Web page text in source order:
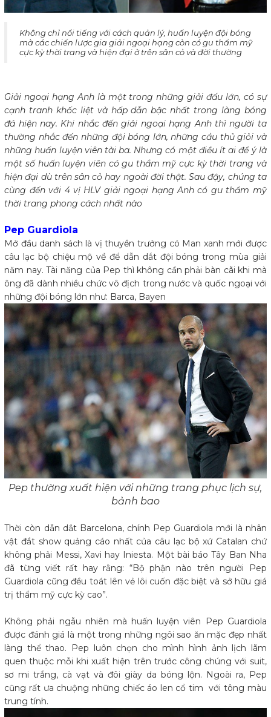
​Không chỉ nổi tiếng với cách quản lý, huấn luyện đội bóng
mà các chiến lược gia giải ngoại hạng còn có gu thẩm mỹ
cực kỳ thời trang và hiện đại ở trên sân cỏ và đời thường
Giải ngoại hạng Anh là một trong những giải đấu lớn, có sự
cạnh tranh khốc liệt và hấp dẫn bậc nhất trong làng bóng
đá hiện nay. Khi nhắc đến giải ngoại hạng Anh thì người ta
thường nhắc đến những đội bóng lớn, những cầu thủ giỏi và
những huấn luyện viên tài ba. Nhưng có một điều ít ai để ý là
một số huấn luyện viên có gu thẩm mỹ cực kỳ thời trang và
hiện đại dù trên sân cỏ hay ngoài đời thật. Sau đậy, chúng ta
cùng đến với 4 vị HLV giải ngoại hạng Anh có gu thẩm mỹ
thời trang phong cách nhất nào
Pep Guardiola
Mở đầu danh sách là vị thuyền trưởng có Man xanh mới được
câu lạc bộ chiệu mộ về để dẫn dắt đội bóng trong mùa giải
năm nay. Tài năng của Pep thì không cần phải bàn cãi khi mà
ông đã dành nhiều chức vô địch trong nước và quốc ngoại với
những đội bóng lớn như: Barca, Bayen
Pep thường xuất hiện với những trang phục lịch sự,
bảnh bao
Thời còn dẫn dắt Barcelona, chính Pep Guardiola mới là nhân
vật đắt show quảng cáo nhất của câu lạc bộ xứ Catalan chứ
không phải Messi, Xavi hay Iniesta. Một bài báo Tây Ban Nha
đã từng viết rất hay rằng: “Bộ phận nào trên người Pep
Guardiola cũng đều toát lên vẻ lôi cuốn đặc biệt và sở hữu giá
trị thẩm mỹ cực kỳ cao”.
Không phải ngẫu nhiên mà huấn luyện viên Pep Guardiola
được đánh giá là một trong những ngôi sao ăn mặc đẹp nhất
làng thể thao. Pep luôn chọn cho mình hình ảnh lịch lãm
quen thuộc mỗi khi xuất hiện trên trước công chúng với suit,
sơ mi trắng, cà vạt và đôi giày da bóng lộn. Ngoài ra, Pep
cũng rất ưa chuộng những chiếc áo len cổ tim với tông màu
trung tính.